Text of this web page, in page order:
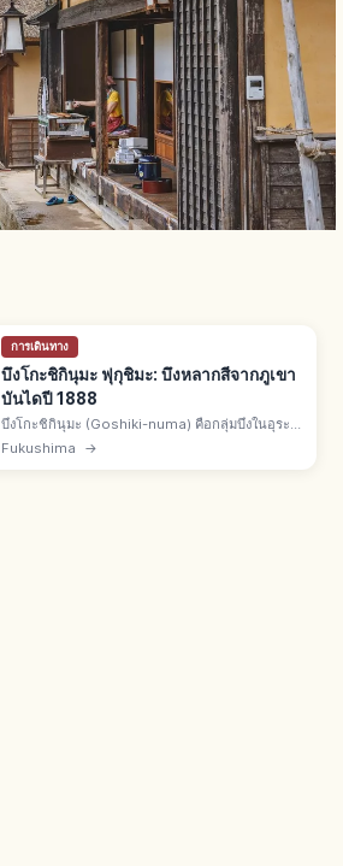
การเดินทาง
บึงโกะชิกินุมะ ฟุกุชิมะ: บึงหลากสีจากภูเขา
บันไดปี 1888
บึงโกะชิกินุมะ (Goshiki-numa) คือกลุ่มบึงในอุระ
บันได จ.ฟุกุชิมะ เกิดจากการปะทุของภูเขาบันไดปี
Fukushima →